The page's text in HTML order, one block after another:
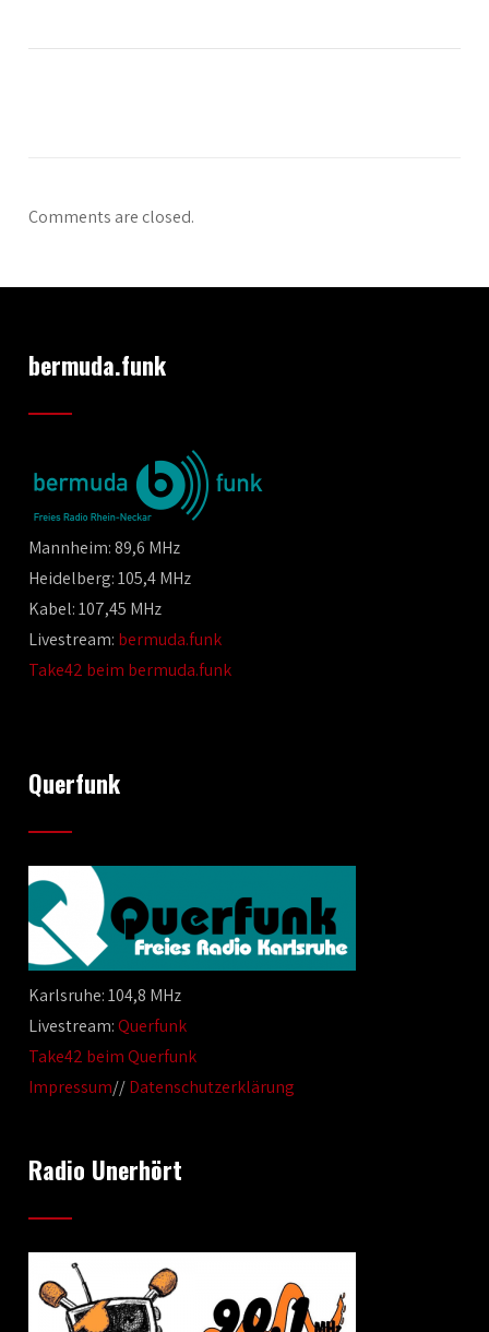
Comments are closed.
bermuda.funk
Mannheim: 89,6 MHz
Heidelberg: 105,4 MHz
Kabel: 107,45 MHz
Livestream: bermuda.funk
Take42 beim bermuda.funk
Querfunk
Karlsruhe: 104,8 MHz
Livestream:Querfunk
Take42 beim Querfunk
Impressum//Datenschutzerklärung
Radio Unerhört